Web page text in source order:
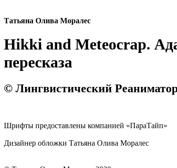
Татьяна Олива Моралес
Hikki and Meteocrap.
пересказа
© Лингвистический
Шрифты предоставлены компанией «ПараТайп»
Дизайнер обложки Татьяна Олива Моралес